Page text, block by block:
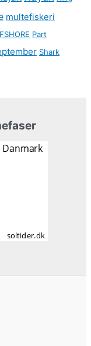
multefiskeri
Part
Shark